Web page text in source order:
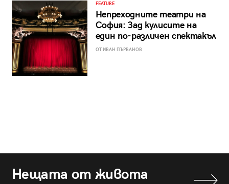
FEATURE
Непреходните театри на
София: Зад кулисите на
един по-различен спектакъл
ОТ ИВАН ПЪРВАНОВ
Нещата от живота